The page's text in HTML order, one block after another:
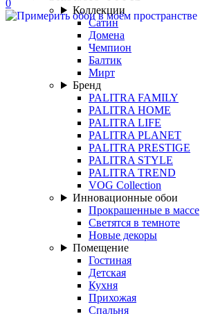
0
Коллекции
Сатин
Домена
Чемпион
Балтик
Мирт
Бренд
PALITRA FAMILY
PALITRA HOME
PALITRA LIFE
PALITRA PLANET
PALITRA PRESTIGE
PALITRA STYLE
PALITRA TREND
VOG Collection
Инновационные обои
Прокрашенные в массе
Светятся в темноте
Новые декоры
Помещение
Гостиная
Детская
Кухня
Прихожая
Спальня